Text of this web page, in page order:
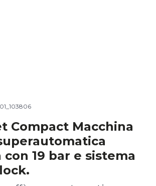
Compact Macchina
19 bar e sistema